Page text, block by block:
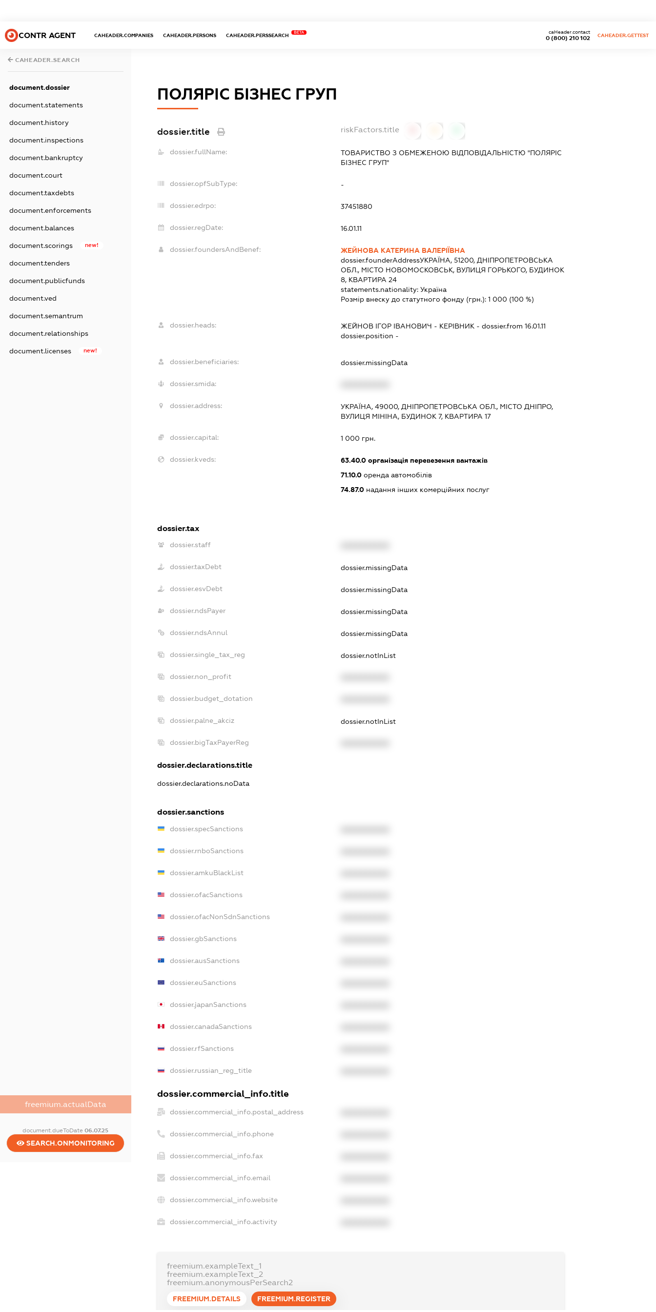
CONTR AGENT CAHEADER.COMPANIES CAHEADER.PERSONS CAHEADER.PERSSEARCH
BETA
0 (800) 210 102
caHeader.contact
CAHEADER.GETTEST
CAHEADER.SEARCH
document.dossier
document.statements
document.history
document.inspections
document.bankruptcy
document.court
document.taxdebts
document.enforcements
document.balances
document.scorings new!
document.tenders
document.publicfunds
document.ved
document.semantrum
document.relationships
document.licenses new!
freemium.actualData
document.dueToDate06.07.25
SEARCH.ONMONITORING
ПОЛЯРІС БІЗНЕС ГРУП
dossier.title riskFactors.title
dossier.fullName:
ТОВАРИСТВО З ОБМЕЖЕНОЮ ВІДПОВІДАЛЬНІСТЮ "ПОЛЯРІС
БІЗНЕС ГРУП"
dossier.opfSubType: -
dossier.edrpo: 37451880
dossier.regDate: 16.01.11
dossier.foundersAndBenef:
ЖЕЙНОВА КАТЕРИНА ВАЛЕРІЇВНА
dossier.founderAddressУКРАЇНА, 51200, ДНІПРОПЕТРОВСЬКА
ОБЛ., МІСТО НОВОМОСКОВСЬК, ВУЛИЦЯ ГОРЬКОГО, БУДИНОК
8, КВАРТИРА 24
statements.nationality: Україна
Розмір внеску до статутного фонду (грн.): 1 000 (100 %)
dossier.heads: ЖЕЙНОВ ІГОР ІВАНОВИЧ - КЕРІВНИК - dossier.from 16.01.11
dossier.position -
dossier.beneficiaries: dossier.missingData
dossier.smida:
dossier.address:
УКРАЇНА, 49000, ДНІПРОПЕТРОВСЬКА ОБЛ., МІСТО ДНІПРО,
ВУЛИЦЯ МІНІНА, БУДИНОК 7, КВАРТИРА 17
dossier.capital: 1 000 грн.
dossier.kveds: 63.40.0організація перевезення вантажів
71.10.0оренда автомобілів
74.87.0надання інших комерційних послуг
dossier.tax
dossier.staff
dossier.taxDebt dossier.missingData
dossier.esvDebt dossier.missingData
dossier.ndsPayer dossier.missingData
dossier.ndsAnnul dossier.missingData
dossier.single_tax_reg dossier.notInList
dossier.non_profit
dossier.budget_dotation
dossier.palne_akciz dossier.notInList
dossier.bigTaxPayerReg
dossier.declarations.title
dossier.declarations.noData
dossier.sanctions
dossier.specSanctions
dossier.rnboSanctions
dossier.amkuBlackList
dossier.ofacSanctions
dossier.ofacNonSdnSanctions
dossier.gbSanctions
dossier.ausSanctions
dossier.euSanctions
dossier.japanSanctions
dossier.canadaSanctions
dossier.rfSanctions
dossier.russian_reg_title
dossier.commercial_info.title
dossier.commercial_info.postal_address
dossier.commercial_info.phone
dossier.commercial_info.fax
dossier.commercial_info.email
dossier.commercial_info.website
dossier.commercial_info.activity
freemium.exampleText_1
freemium.exampleText_2
freemium.anonymousPerSearch2
FREEMIUM.DETAILS FREEMIUM.REGISTER